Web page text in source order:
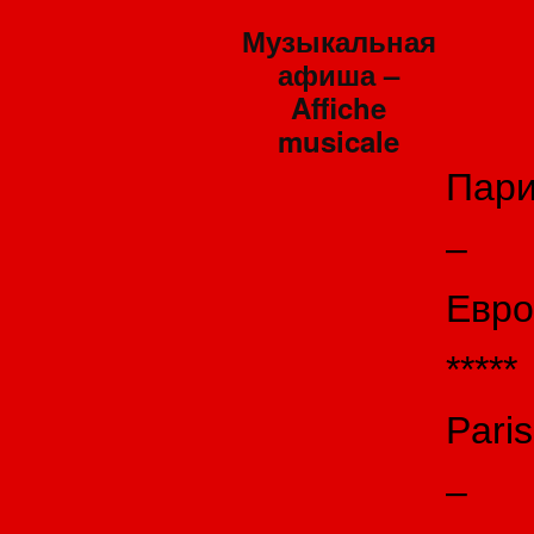
Музыкальная
афиша –
Affiche
musicale
–
*****
Paris
–